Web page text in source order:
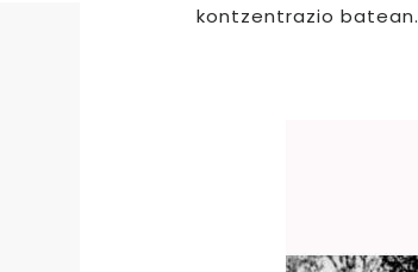
kontzentrazio batean.